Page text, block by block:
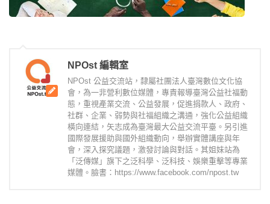
NPOst 編輯室
NPOst 公益交流站，隸屬社團法人臺灣數位文化協
會，為一非營利數位媒體，專責報導臺灣公益社福動
態，重視產業交流、公益發展，促進捐款人、政府、
社群、企業、弱勢與社福組織之溝通，強化公益組織
橫向連結，矢志成為臺灣最大公益交流平臺。另引進
國際發展援助與國外組織動向，舉辦實體講座與年
會，深入探究議題，激發討論與對話。其姐妹站為
「泛傳媒」旗下之泛科學、泛科技、娛樂重擊等專業
媒體。臉書：https://www.facebook.com/npost.tw